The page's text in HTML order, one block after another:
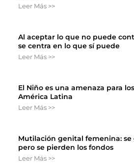
Leer Más >>
Al aceptar lo que no puede
se centra en lo que sí puede
Leer Más >>
El Niño es una amenaza para
América Latina
Leer Más >>
Mutilación genital femenina: se
pero se pierden los fondos
Leer Más >>